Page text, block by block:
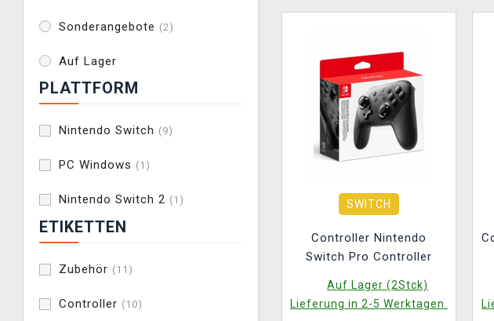
Sonderangebote (2)
Auf Lager
PLATTFORM
Nintendo Switch (9)
PC Windows (1)
Nintendo Switch 2 (1)
ETIKETTEN
Zubehör (11)
Controller (10)
SWITCH
Controller Nintendo
Switch Pro Controller
Auf Lager (2Stck)
Lieferung in 2-5 Werktagen.